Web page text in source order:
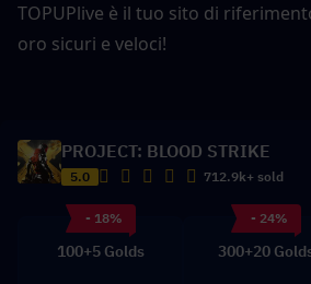
TOPUPlive è il tuo sito di
oro sicuri e veloci!
PROJECT: BLOOD STRIKE
5.0 712.9k+ sold
- 18%
100+5 Golds
- 24%
300+20